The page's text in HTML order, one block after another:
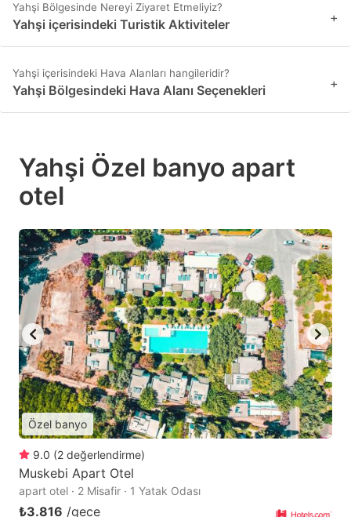
Yahşi Bölgesinde Nereyi Ziyaret Etmeliyiz?
Yahşi içerisindeki Turistik Aktiviteler +
Yahşi içerisindeki Hava Alanları hangileridir?
Yahşi Bölgesindeki Hava Alanı Seçenekleri +
Yahşi Özel banyo apart
otel
Özel banyo
9.0 (2 değerlendirme)
Muskebi Apart Otel
apart otel · 2 Misafir · 1 Yatak Odası
₺3.816 /gece